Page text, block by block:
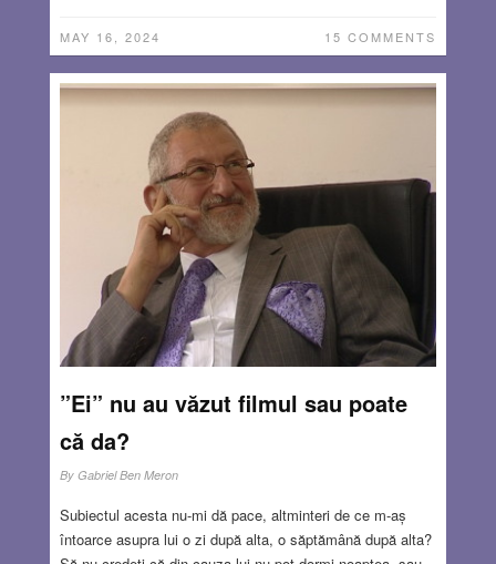
MAY 16, 2024 15 COMMENTS
”Ei” nu au văzut filmul sau poate
că da?
By Gabriel Ben Meron
Subiectul acesta nu-mi dă pace, altminteri de ce m-aș
întoarce asupra lui o zi după alta, o săptămână după alta?